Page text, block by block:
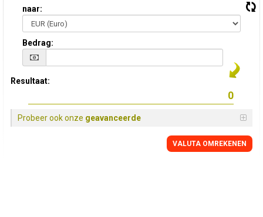
naar:
Bedrag:
Resultaat:
Probeer ook onze geavanceerde
VALUTA OMREKENEN